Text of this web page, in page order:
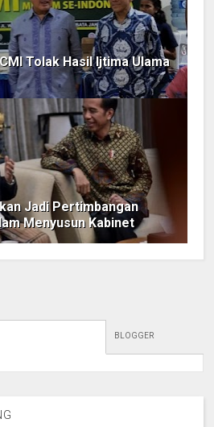
Tolak Hasil Ijtima Ulama
Jadi Pertimbangan
Menyusun Kabinet
BLOGGER